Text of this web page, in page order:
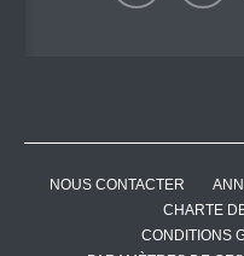
NOUS CONTACTER
CHARTE
CONDITIONS